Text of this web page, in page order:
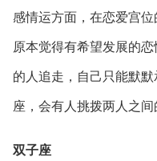
感情运方面，在恋爱宫位
原本觉得有希望发展的
的人追走，自己只能默
座，会有人挑拨两人之间
双子座